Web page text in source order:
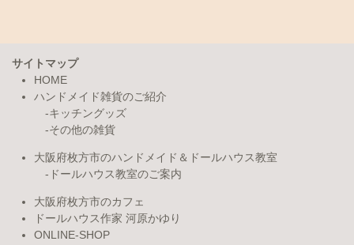
サイトマップ
HOME
ハンドメイド雑貨のご紹介
キッチングッズ
その他の雑貨
大阪府枚方市のハンドメイド＆ドールハウス教室
ドールハウス教室のご案内
大阪府枚方市のカフェ
ドールハウス作家 河原かゆり
ONLINE-SHOP